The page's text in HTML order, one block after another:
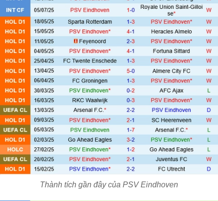
Thành tích gần đây của PSV Eindhoven